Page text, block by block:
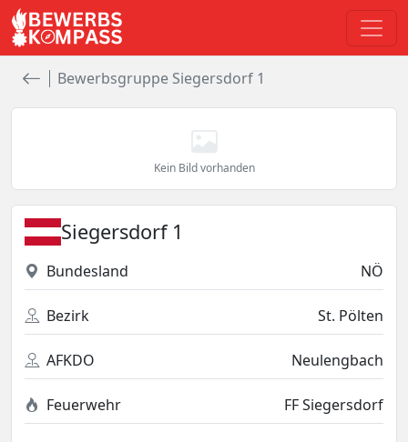
Bewerbsgruppe Siegersdorf 1
Kein Bild vorhanden
Siegersdorf 1
Bundesland NÖ
Bezirk St. Pölten
AFKDO Neulengbach
Feuerwehr FF Siegersdorf